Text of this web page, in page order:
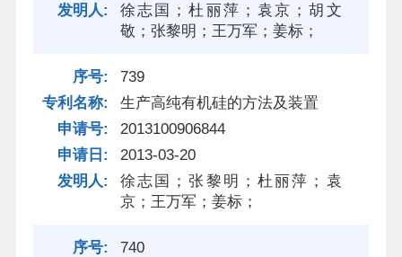
徐志国；杜丽萍；袁京；胡文
敬；张黎明；王万军；姜标；
739
生产高纯有机硅的方法及装置
2013100906844
2013-03-20
徐志国；张黎明；杜丽萍；袁
京；王万军；姜标；
740